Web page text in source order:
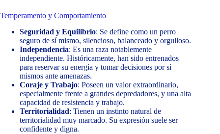
Temperamento y Comportamiento
Seguridad y Equilibrio: Se define como un perro
seguro de sí mismo, silencioso, balanceado y orgulloso.
Independencia: Es una raza notablemente
independiente. Históricamente, han sido entrenados
para reservar su energía y tomar decisiones por sí
mismos ante amenazas.
Coraje y Trabajo: Poseen un valor extraordinario,
especialmente frente a grandes depredadores, y una alta
capacidad de resistencia y trabajo.
Territorialidad: Tienen un instinto natural de
territorialidad muy marcado. Su expresión suele ser
confidente y digna.